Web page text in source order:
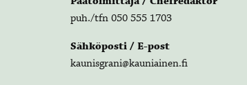
puh./tfn 050 555 1703
Sähköposti / E-post
kaunisgrani@kauniainen.fi